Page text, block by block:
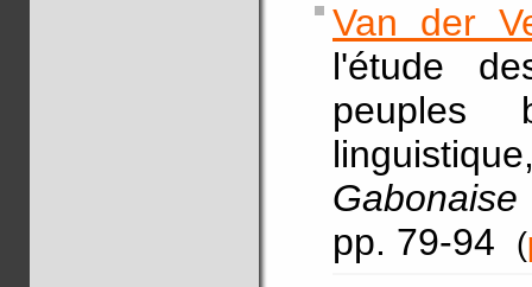
Van der
l'étude
peuples
pp. 79-94
(